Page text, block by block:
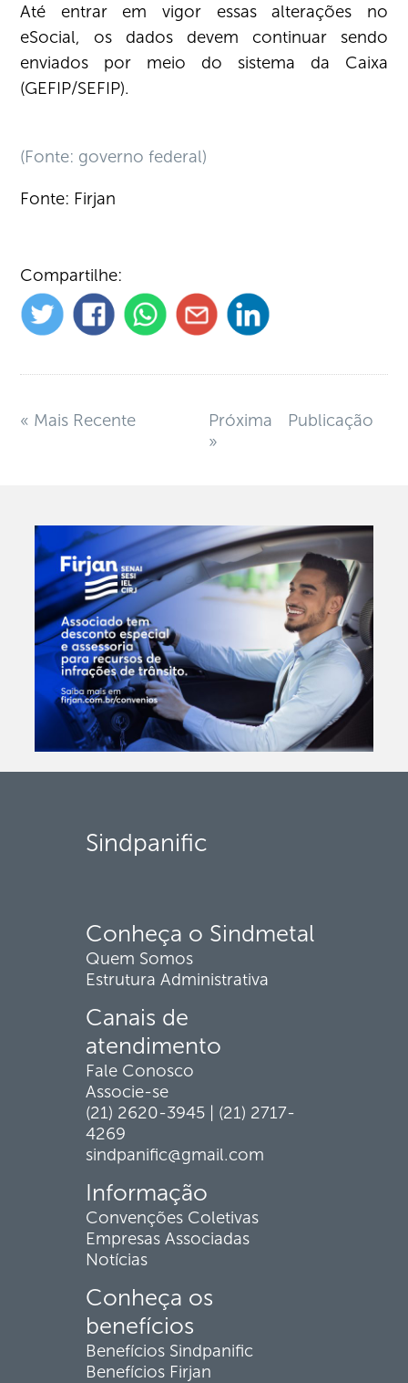
Até entrar em vigor essas alterações no
eSocial, os dados devem continuar sendo
enviados por meio do sistema da Caixa
(GEFIP/SEFIP).
(Fonte: governo federal)
Fonte: Firjan
Compartilhe:
« Mais Recente
Próxima Publicação
»
Sindpanific
Conheça o Sindmetal
Quem Somos
Estrutura Administrativa
Canais de
atendimento
Fale Conosco
Associe-se
(21) 2620-3945 | (21) 2717-
4269
sindpanific@gmail.com
Informação
Convenções Coletivas
Empresas Associadas
Notícias
Conheça os
benefícios
Benefícios Sindpanific
Benefícios Firjan